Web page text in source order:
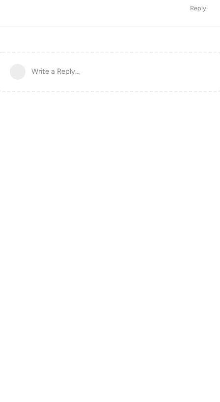
Reply
Write a Reply...